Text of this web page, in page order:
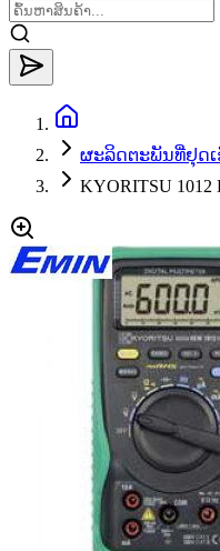
ຜະລິດຕະພັນທີ່ຢຸດເ
KYORITSU 1012